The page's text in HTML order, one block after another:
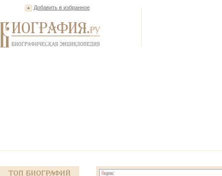
Добавить в избранное
Топ Биографий